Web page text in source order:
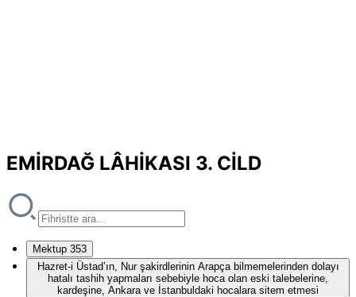
EMİRDAĞ LÂHİKASI 3. CİLD
Mektup 353
Hazret-i Üstad’ın, Nur şakirdlerinin Arapça bilmemelerinden dolayı
hatalı tashih yapmaları sebebiyle hoca olan eski talebelerine,
kardeşine, Ankara ve İstanbuldaki hocalara sitem etmesi